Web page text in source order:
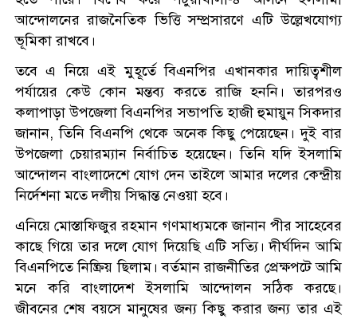
আন্দোলনের রাজনৈতিক ভিত্তি সম্প্রসারণে এটি উল্লেখযোগ্য
ভূমিকা রাখবে।
তবে এ নিয়ে এই মুহূর্তে বিএনপির এখানকার দায়িত্বশীল
পর্যায়ের কেউ কোন মন্তব্য করতে রাজি হননি। তারপরও
কলাপাড়া উপজেলা বিএনপির সভাপতি হাজী হুমায়ুন সিকদার
জানান, তিনি বিএনপি থেকে অনেক কিছু পেয়েছেন। দুই বার
উপজেলা চেয়ারম্যান নির্বাচিত হয়েছেন। তিনি যদি ইসলামি
আন্দোলন বাংলাদেশে যোগ দেন তাইলে আমার দলের কেন্দ্রীয়
নির্দেশনা মতে দলীয় সিদ্ধান্ত নেওয়া হবে।
এনিয়ে মোস্তাফিজুর রহমান গণমাধ্যমকে জানান পীর সাহেবের
কাছে গিয়ে তার দলে যোগ দিয়েছি এটি সত্যি। দীর্ঘদিন আমি
বিএনপিতে নিষ্ক্রিয় ছিলাম। বর্তমান রাজনীতির প্রেক্ষপটে আমি
মনে করি বাংলাদেশ ইসলামি আন্দোলন সঠিক করছে।
জীবনের শেষ বয়সে মানুষের জন্য কিছু করার জন্য তার এই